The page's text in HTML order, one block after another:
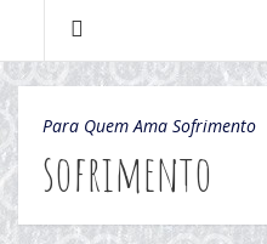
Para Quem Ama Sofrimento
sofrimento